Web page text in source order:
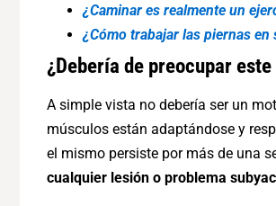
¿Caminar es realmente un
¿Cómo trabajar las piernas
¿Debería de preocupar
A simple vista no debería ser un
músculos están adaptándose y
el mismo persiste por más de una
cualquier lesión o problema